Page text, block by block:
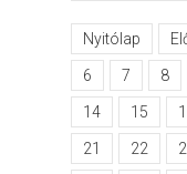
Nyitólap
6 7 8
14 15
21 22